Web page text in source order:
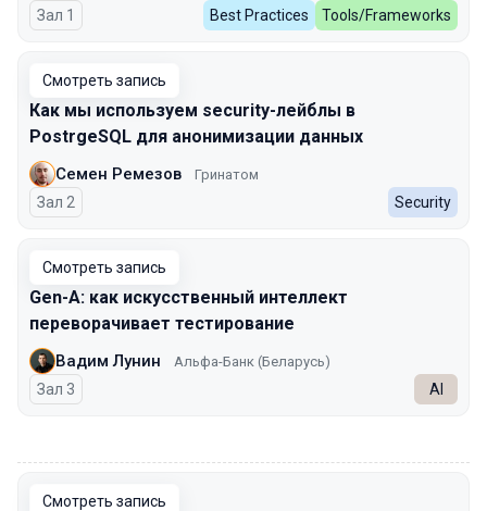
Зал 1 Best Practices Tools/Frameworks
Смотреть запись
Как мы используем security-лейблы в
PostrgeSQL для анонимизации данных
Семен Ремезов Гринатом
Зал 2 Security
Смотреть запись
Gen-A: как искусственный интеллект
переворачивает тестирование
Вадим Лунин Альфа-Банк (Беларусь)
Зал 3 AI
Смотреть запись